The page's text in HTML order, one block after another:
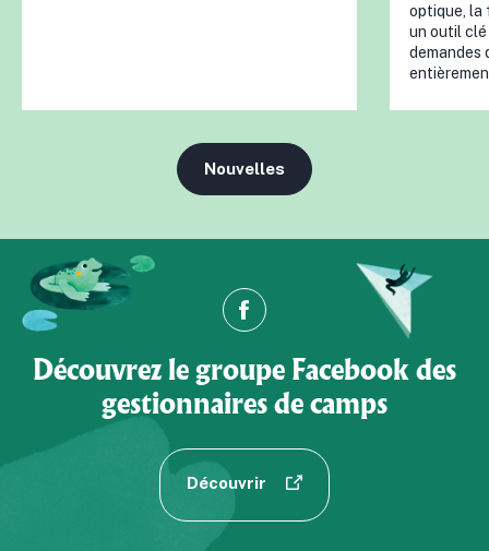
optique, la
un outil clé
demandes
Nouvelles
Découvrez le groupe Facebook des
gestionnaires de camps
Découvrir